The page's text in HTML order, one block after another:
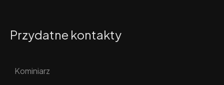
Przydatne kontakty
Kominiarz